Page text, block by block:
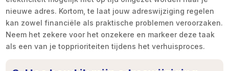
nieuwe adres. Kortom, te laat jouw adreswijziging regelen
kan zowel financiële als praktische problemen veroorzaken.
Neem het zekere voor het onzekere en markeer deze taak
als een van je topprioriteiten tijdens het verhuisproces.